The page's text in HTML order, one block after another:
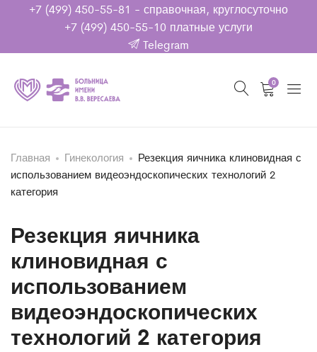
+7 (499) 450-55-81 - справочная, круглосуточно
+7 (499) 450-55-10 платные услуги
Telegram
0
Главная Гинекология
Резекция яичника клиновидная с
использованием видеоэндоскопических технологий 2
категория
Резекция яичника
клиновидная с
использованием
видеоэндоскопических
технологий 2 категория